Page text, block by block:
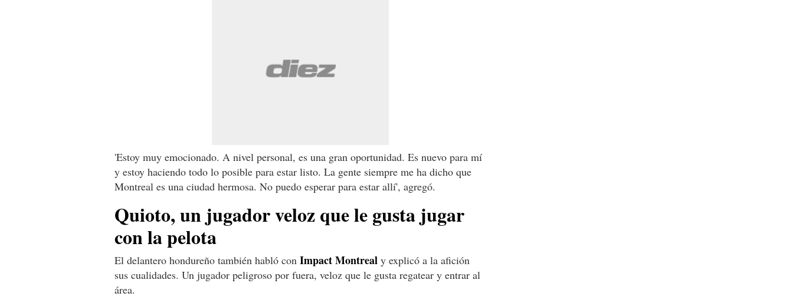
'Estoy muy emocionado. A nivel personal, es una gran oportunidad. Es nuevo para mí
y estoy haciendo todo lo posible para estar listo. La gente siempre me ha dicho que
Montreal es una ciudad hermosa. No puedo esperar para estar allí', agregó.
Quioto, un jugador veloz que le gusta jugar
con la pelota
El delantero hondureño también habló con Impact Montreal y explicó a la afición
sus cualidades. Un jugador peligroso por fuera, veloz que le gusta regatear y entrar al
área.